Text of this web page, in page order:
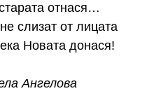
отнася…
слизат от лицата
Новата донася!
Ангелова